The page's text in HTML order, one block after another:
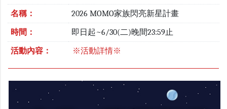
名稱： 2026 MOMO家族閃亮新星計畫
時間： 即日起~6/30(二)晚間23:59止
活動內容： ※活動詳情※